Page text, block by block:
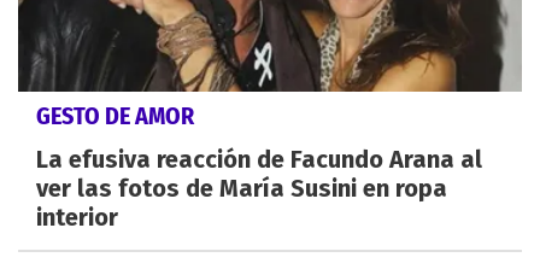
GESTO DE AMOR
La efusiva reacción de Facundo Arana al
ver las fotos de María Susini en ropa
interior